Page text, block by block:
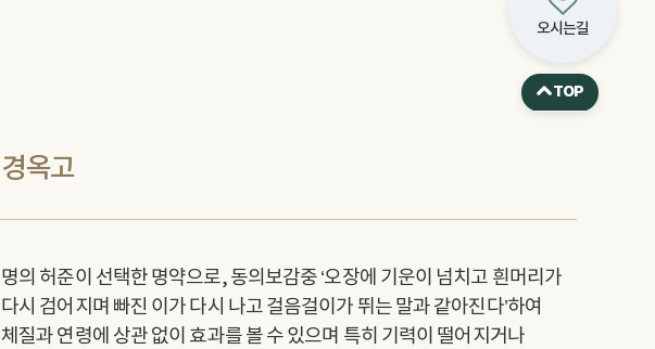
경옥고
명의 허준이 선택한 명약으로, 동의보감중 ‘오장에 기운이 넘치고 흰머리가
다시 검어지며 빠진 이가 다시 나고 걸음걸이가 뛰는 말과 같아진다’하여
체질과 연령에 상관 없이 효과를 볼 수 있으며 특히 기력이 떨어지거나
오시는길
TOP